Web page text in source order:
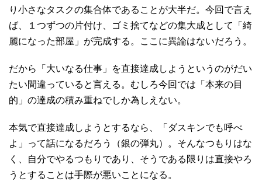
り小さなタスクの集合体であることが大半だ。今回で言え
ば、１つずつの片付け、ゴミ捨てなどの集大成として「綺
麗になった部屋」が完成する。ここに異論はないだろう。
だから「大いなる仕事」を直接達成しようというのがだい
たい間違っていると言える。むしろ今回では「本来の目
的」の達成の積み重ねでしか為しえない。
本気で直接達成しようとするなら、「ダスキンでも呼べ
よ」って話になるだろう（銀の弾丸）。そんなつもりはな
く、自分でやるつもりであり、そうである限りは直接やろ
うとすることは手際が悪いことになる。